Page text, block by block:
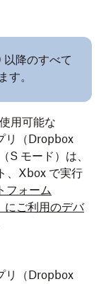
降のすべて
す。
用可能な
リ（Dropbox
モード）は、
、Xbox で実行
フォーム
ご利用のデバ
リ（Dropbox